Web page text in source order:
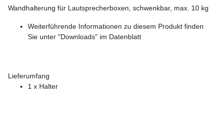
Wandhalterung für Lautsprecherboxen, schwenkbar, max. 10 kg
Weiterführende Informationen zu diesem Produkt finden
Sie unter "Downloads" im Datenblatt
Lieferumfang
1 x Halter